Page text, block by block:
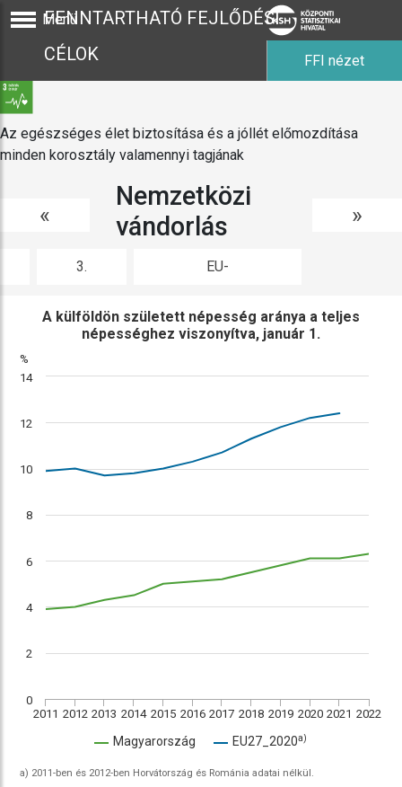
Menü
FENNTARTHATÓ FEJLŐDÉSI
CÉLOK
FFI nézet
Az egészséges élet biztosítása és a jóllét előmozdítása
minden korosztály valamennyi tagjának
«
Nemzetközi
vándorlás
»
3. EU-
%
A külföldön született népesség aránya a teljes
népességhez viszonyítva, január 1.
a) 2011-ben és 2012-ben Horvátország és Románia adatai nélkül.
2011 2012 2013 2014 2015 2016 2017 2018 2019 2020 2021 2022
0
2
4
6
8
10
12
14
Magyarország EU27_2020a)